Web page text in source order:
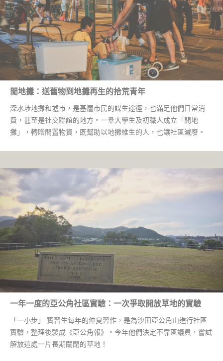
閒地攤：送舊物到地攤再生的拾荒青年
深水埗地攤和墟市，是基層市民的謀生途徑，也滿足他們日常消
費，甚至是社交聯誼的地方。一羣大學生及初職人成立「閒地
攤」，轉贈閒置物資，既幫助以地攤維生的人，也讓社區減廢。
一年一度的亞公角社區實驗：一次爭取開放草地的實驗
「一小步」 實習生每年的仲夏習作，是為沙田亞公角山進行社區
實驗，整理後製成《亞公角報》。今年他們決定不靠區議員，嘗試
解放這處一片長期關閉的草地！